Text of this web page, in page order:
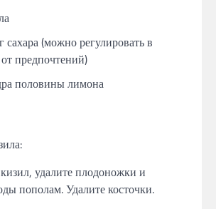
(можно регулировать в
предпочтений)
половины лимона
удалите плодоножки и
пополам. Удалите косточки.